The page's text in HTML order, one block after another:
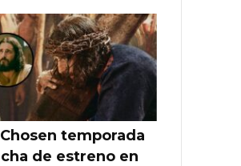
temporada
de estreno en